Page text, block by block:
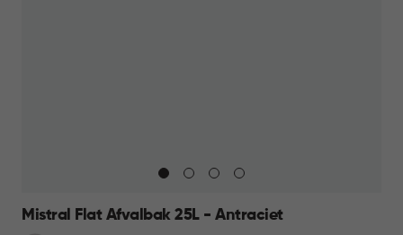
Mistral Flat Afvalbak 25L - Antraciet